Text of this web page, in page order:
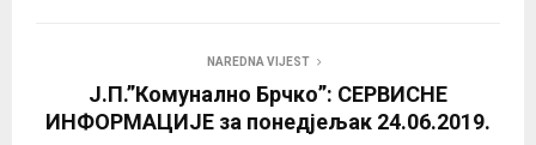
NAREDNA VIJEST
Ј.П.”Комунално Брчко”: СЕРВИСНЕ
ИНФОРМАЦИЈЕ за понедјељак 24.06.2019.